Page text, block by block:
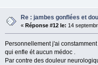
Re : jambes gonflées et
« Réponse #12 le: 14
Personnellement j'ai
qui enfle ét aucun médoc .
Par contre des douleur